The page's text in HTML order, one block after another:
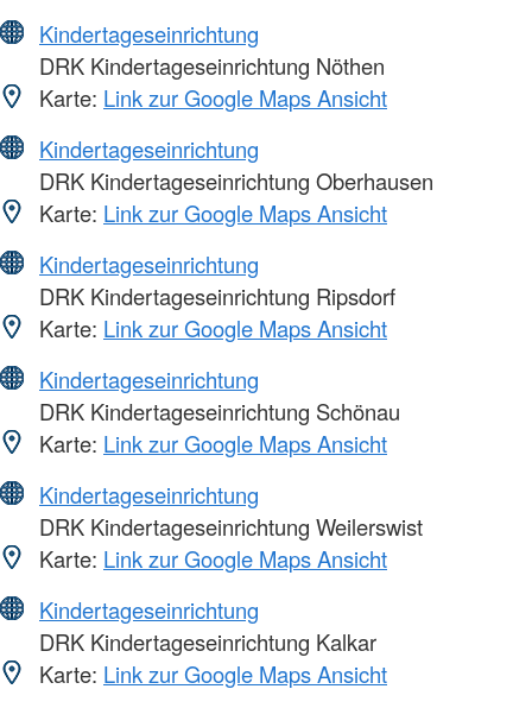
Kindertageseinrichtung
DRK Kindertageseinrichtung Nöthen
Karte: Link zur Google Maps Ansicht
Kindertageseinrichtung
DRK Kindertageseinrichtung Oberhausen
Karte: Link zur Google Maps Ansicht
Kindertageseinrichtung
DRK Kindertageseinrichtung Ripsdorf
Karte: Link zur Google Maps Ansicht
Kindertageseinrichtung
DRK Kindertageseinrichtung Schönau
Karte: Link zur Google Maps Ansicht
Kindertageseinrichtung
DRK Kindertageseinrichtung Weilerswist
Karte: Link zur Google Maps Ansicht
Kindertageseinrichtung
DRK Kindertageseinrichtung Kalkar
Karte: Link zur Google Maps Ansicht